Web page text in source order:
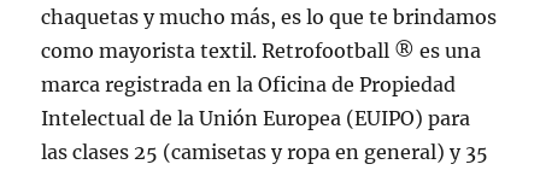
chaquetas y mucho más, es lo que te brindamos
como mayorista textil. Retrofootball ® es una
marca registrada en la Oficina de Propiedad
Intelectual de la Unión Europea (EUIPO) para
las clases 25 (camisetas y ropa en general) y 35